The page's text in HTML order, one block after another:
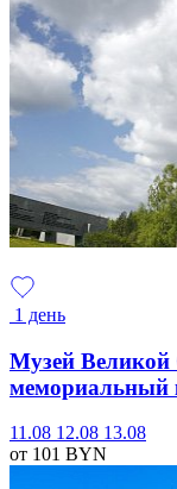
1 день
Музей Великой
мемориальный
11.08 12.08 13.08
от 101 BYN